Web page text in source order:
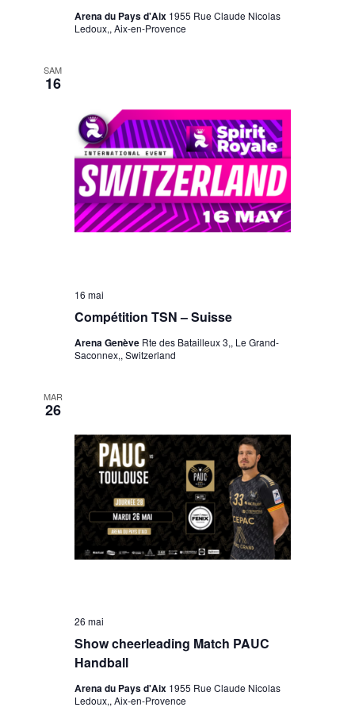
Arena du Pays d'Aix 1955 Rue Claude Nicolas
Ledoux,, Aix-en-Provence
SAM
16
Compétition TSN – Suisse
16 mai
Arena Genève Rte des Batailleux 3,, Le Grand-
Saconnex,, Switzerland
MAR
26
Show cheerleading Match PAUC
Handball
26 mai
Arena du Pays d'Aix 1955 Rue Claude Nicolas
Ledoux,, Aix-en-Provence